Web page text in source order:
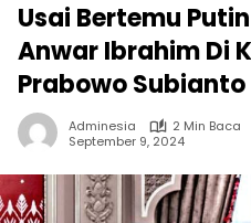
Usai Bertemu
Anwar Ibrahim Di
Prabowo Subianto
Adminesia
2 Min Baca
September 9, 2024